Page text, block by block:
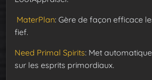
MaterPlan: Gère de façon efficace
fief.
Need Primal Spirits: Met
sur les esprits primordiaux.